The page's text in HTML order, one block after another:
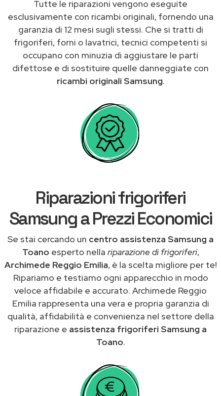
Tutte le riparazioni vengono eseguite
esclusivamente con ricambi originali, fornendo una
garanzia di 12 mesi sugli stessi. Che si tratti di
frigoriferi, forni o lavatrici, tecnici competenti si
occupano con minuzia di aggiustare le parti
difettose e di sostituire quelle danneggiate con
ricambi originali Samsung.
Riparazioni frigoriferi
Samsung a Prezzi Economici
Se stai cercando un centro assistenza Samsung a
Toano esperto nella riparazione di frigoriferi,
Archimede Reggio Emilia, è la scelta migliore per te!
Ripariamo e testiamo ogni apparecchio in modo
veloce affidabile e accurato. Archimede Reggio
Emilia rappresenta una vera e propria garanzia di
qualità, affidabilità e convenienza nel settore della
riparazione e assistenza frigoriferi Samsung a
Toano.